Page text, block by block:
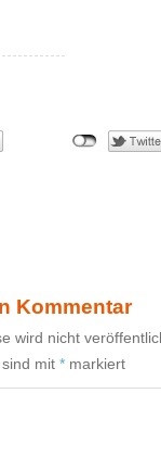
Kommentar
wird nicht
mit * markiert